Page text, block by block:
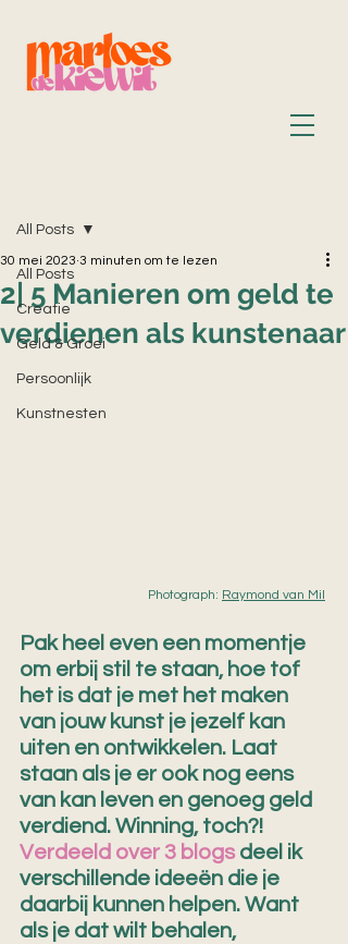
All Posts
Creatie
Geld & Groei
Persoonlijk
Kunstnesten
All Posts
2| 5 Manieren om geld te
verdienen als kunstenaar
30 mei 2023 3 minuten om te lezen
Photograph: Raymond van Mil
Pak heel even een momentje
om erbij stil te staan, hoe tof
het is dat je met het maken
van jouw kunst je jezelf kan
uiten en ontwikkelen. Laat
staan als je er ook nog eens
van kan leven en genoeg geld
verdiend. Winning, toch?!
Verdeeld over 3 blogs deel ik
verschillende ideeën die je
daarbij kunnen helpen. Want
als je dat wilt behalen,